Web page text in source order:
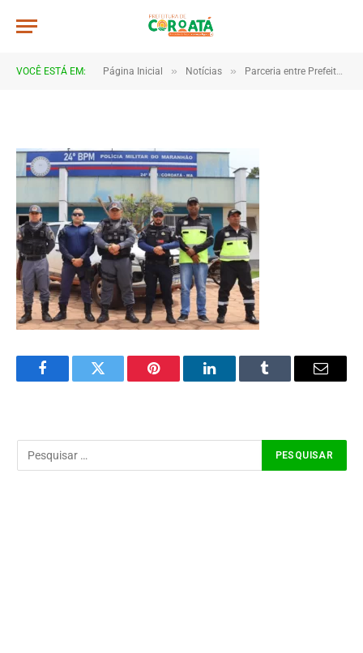
VOCÊ ESTÁ EM: Página Inicial » Notícias » Parceria entre Prefeitura e forças de segurança reforça fiscalização e educação no trânsito de Coroatá
bpm-min
FacebookTwitter Pinterest LinkedInTumblr Email